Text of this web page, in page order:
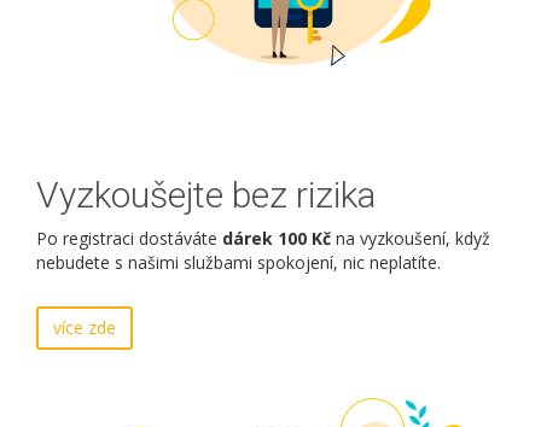
Vyzkoušejte bez rizika
Po registraci dostáváte dárek 100 Kč na vyzkoušení, když
nebudete s našimi službami spokojení, nic neplatíte.
více zde